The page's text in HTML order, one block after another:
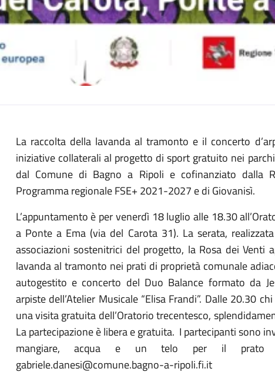
Descrizione
La raccolta della lavanda al tramonto e il concerto
iniziative collaterali al progetto di sport gratuito nei
dal Comune di Bagno a Ripoli e cofinanziato dalla
Programma regionale FSE+ 2021-2027 e di Giovanisì.
L’appuntamento è per venerdì 18 luglio alle 18.30
a Ponte a Ema (via del Carota 31). La serata,
associazioni sostenitrici del progetto, la Rosa dei Venti
lavanda al tramonto nei prati di proprietà comunale
autogestito e concerto del Duo Balance formato da
arpiste dell’Atelier Musicale “Elisa Frandi”. Dalle 20.30
una visita gratuita dell’Oratorio trecentesco,
La partecipazione è libera e gratuita. I partecipanti sono
mangiare, acqua e un telo per il
gabriele.danesi@comune.bagno-a-ripoli.fi.it